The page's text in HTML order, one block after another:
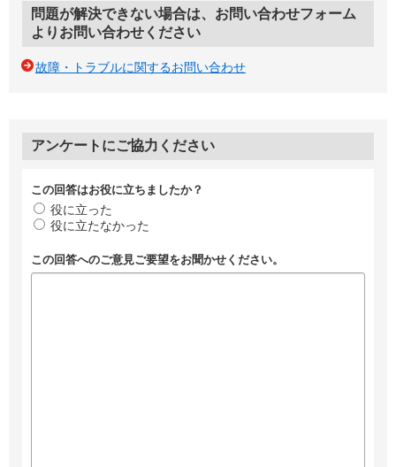
問題が解決できない場合は、お問い合わせフォーム
よりお問い合わせください
故障・トラブルに関するお問い合わせ
アンケートにご協力ください
この回答はお役に立ちましたか？
役に立った
役に立たなかった
この回答へのご意見ご要望をお聞かせください。